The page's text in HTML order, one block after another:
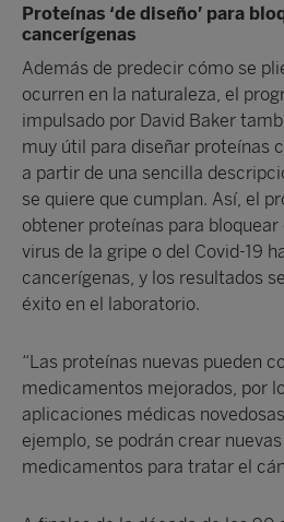
Proteínas ‘de diseño’ para
cancerígenas
Además de predecir cómo se
ocurren en la naturaleza, el
impulsado por David Baker
muy útil para diseñar proteínas
a partir de una sencilla
se quiere que cumplan. Así, el
obtener proteínas para
virus de la gripe o del Covid-19
cancerígenas, y los resultados
éxito en el laboratorio.
“Las proteínas nuevas pueden
medicamentos mejorados, por
aplicaciones médicas
ejemplo, se podrán crear
medicamentos para tratar el